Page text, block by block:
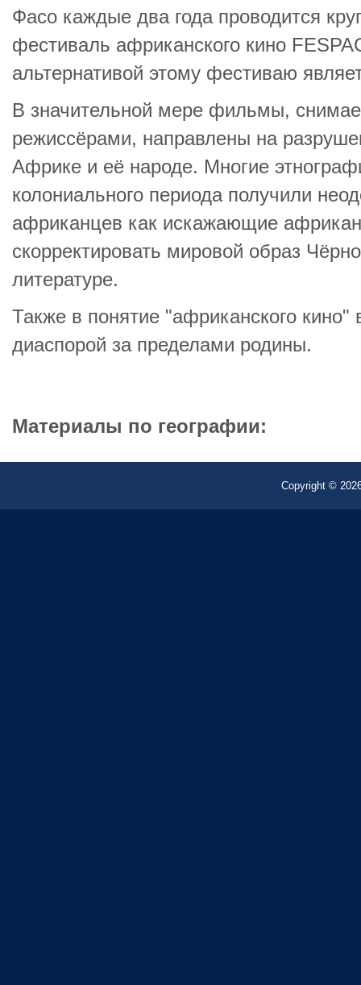
Фасо каждые два года проводится
фестиваль африканского кино
альтернативой этому фестиваю
В значительной мере фильмы,
режиссёрами, направлены на
Африке и её народе. Многие
колониального периода получили
африканцев как искажающие
скорректировать мировой образ
литературе.
Также в понятие "африканского
диаспорой за пределами родины.
Материалы по географии:
Copyright ©